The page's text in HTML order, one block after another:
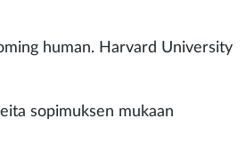
human. Harvard University
sopimuksen mukaan